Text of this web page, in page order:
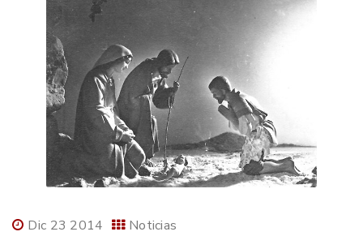
Dic 23 2014 Noticias